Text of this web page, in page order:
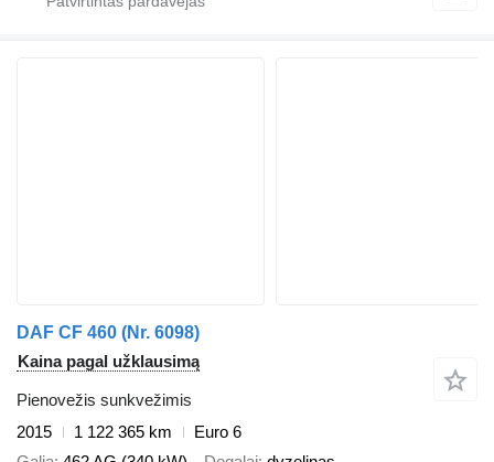
DAF CF 460 (Nr. 6098)
Kaina pagal užklausimą
Pienovežis sunkvežimis
2015
1 122 365 km
Euro 6